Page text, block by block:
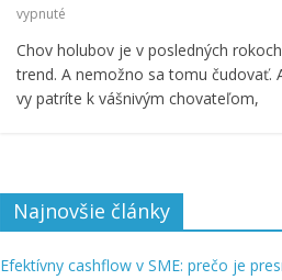
vypnuté
Chov holubov je v posledných
trend. A nemožno sa tomu čudovať.
vy patríte k vášnivým chovateľom,
Najnovšie články
Efektívny cashflow v SME: prečo je